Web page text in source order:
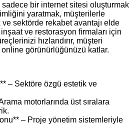
sadece bir internet sitesi oluşturmak
yaratmak, müşterilerle
sektörde rekabet avantajı elde
ve restorasyon firmaları için
hızlandırır, müşteri
online görünürlüğünüzü katlar.
– Sektöre özgü estetik ve
motorlarında üst sıralara
– Proje yönetim sistemleriyle